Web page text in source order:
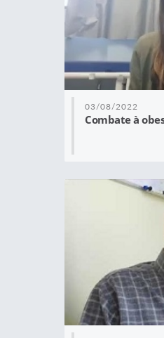
03/08/2022
Combate à